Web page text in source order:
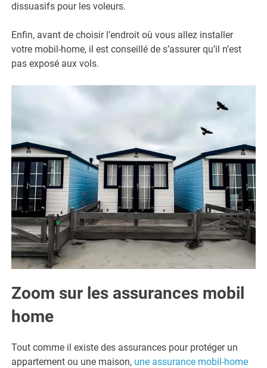
dissuasifs pour les voleurs.
Enfin, avant de choisir l’endroit où vous allez installer
votre mobil-home, il est conseillé de s’assurer qu’il n’est
pas exposé aux vols.
Zoom sur les assurances mobil
home
Tout comme il existe des assurances pour protéger un
appartement ou une maison, une assurance mobil-home